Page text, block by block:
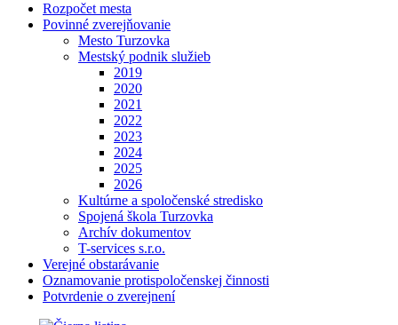
Rozpočet mesta
Povinné zverejňovanie
Mesto Turzovka
Mestský podnik služieb
2019
2020
2021
2022
2023
2024
2025
2026
Kultúrne a spoločenské stredisko
Spojená škola Turzovka
Archív dokumentov
T-services s.r.o.
Verejné obstarávanie
Oznamovanie protispoločenskej činnosti
Potvrdenie o zverejnení